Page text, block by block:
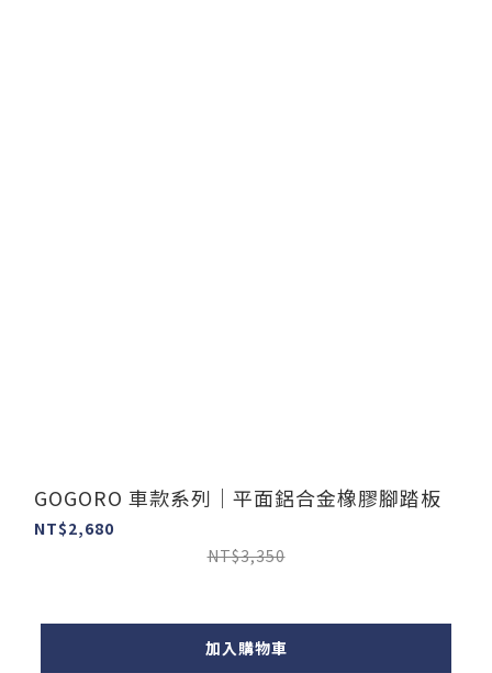
GOGORO 車款系列｜平面鋁合金橡膠腳踏板
NT$2,680
NT$3,350
加入購物車